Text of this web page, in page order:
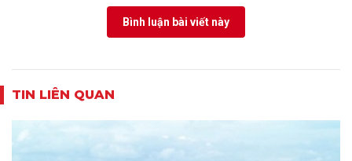
Bình luận bài viết này
TIN LIÊN QUAN